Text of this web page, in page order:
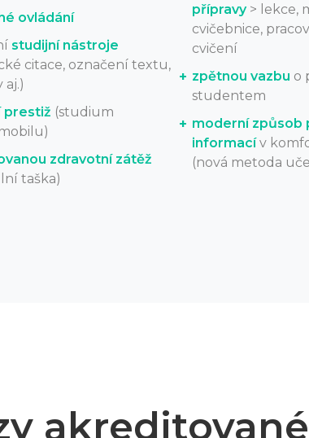
ovládání
studijní nástroje
citace, označení textu,
aj.)
prestiž (studium
zdravotní zátěž
taška)
přípravy> lekce,
cvičebnice,
cvičení
zpětnou vazbu o
studentem
moderní způsob
informacív
(nová metoda